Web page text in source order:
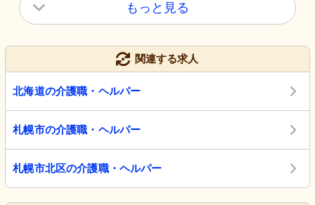
もっと見る
関連する求人
北海道の介護職・ヘルパー
札幌市の介護職・ヘルパー
札幌市北区の介護職・ヘルパー